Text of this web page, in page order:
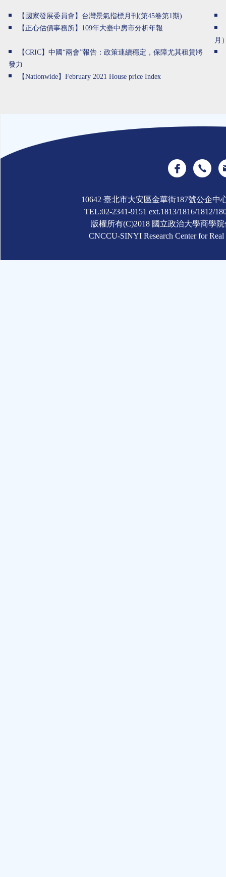
【國家發展委員會】台灣景氣指標月刊(第45卷第1期)
【正心估價事務所】109年大臺中房市分析年報
月
【CRIC】中國“兩會”報告：政策連續穩定，保障尤其租賃將
發力
【Nationwide】February 2021 House price Index
10642 臺北市大安區金華街187號公企中
TEL:02-2341-9151 ext.1813/1816/1812/
版權所有(C)2018 國立政治大學商學
CNCCU-SINYI Research Center for Real